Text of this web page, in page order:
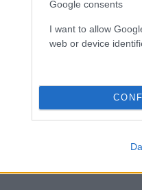
Google consents
I want to allow
web or device